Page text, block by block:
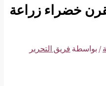
خضراء زراعة
/ بواسطة فريق التحرير